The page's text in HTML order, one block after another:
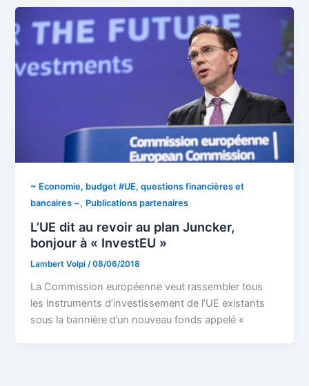
~ Economie, budget #UE, questions financières et
bancaires ~, Publications partenaires
L’UE dit au revoir au plan Juncker,
bonjour à « InvestEU »
Lambert Volpi/08/06/2018
La Commission européenne veut rassembler tous
les instruments d’investissement de l’UE existants
sous la bannière d’un nouveau fonds appelé «